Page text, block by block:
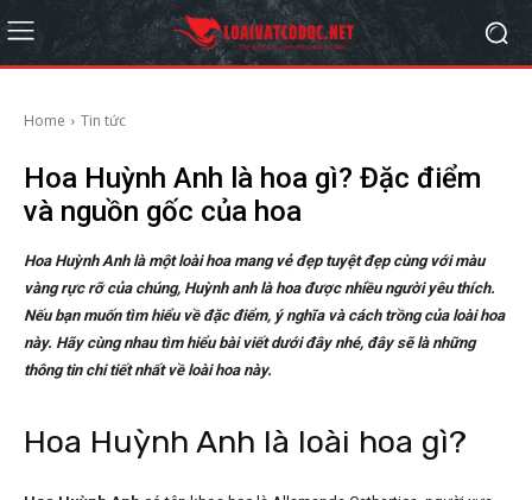
Home Tin tức
Hoa Huỳnh Anh là hoa gì? Đặc điểm
và nguồn gốc của hoa
Hoa Huỳnh Anh là một loài hoa mang vẻ đẹp tuyệt đẹp cùng với màu
vàng rực rỡ của chúng, Huỳnh anh là hoa được nhiều người yêu thích.
Nếu bạn muốn tìm hiểu về đặc điểm, ý nghĩa và cách trồng của loài hoa
này. Hãy cùng nhau tìm hiểu bài viết dưới đây nhé, đây sẽ là những
thông tin chi tiết nhất về loài hoa này.
Hoa Huỳnh Anh là loài hoa gì?